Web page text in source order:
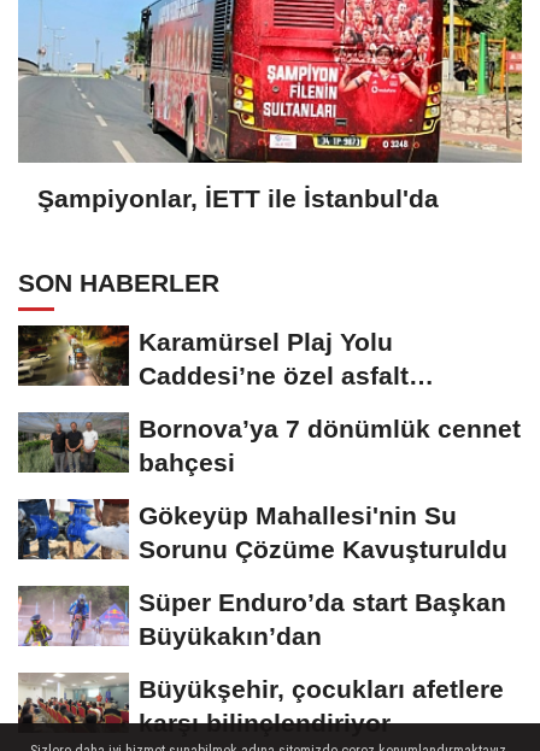
Şampiyonlar, İETT ile İstanbul'da
SON HABERLER
Karamürsel Plaj Yolu
Caddesi’ne özel asfalt
Bornova’ya 7 dönümlük cennet
bahçesi
Gökeyüp Mahallesi'nin Su
Sorunu Çözüme Kavuşturuldu
Süper Enduro’da start Başkan
Büyükakın’dan
Büyükşehir, çocukları afetlere
karşı bilinçlendiriyor